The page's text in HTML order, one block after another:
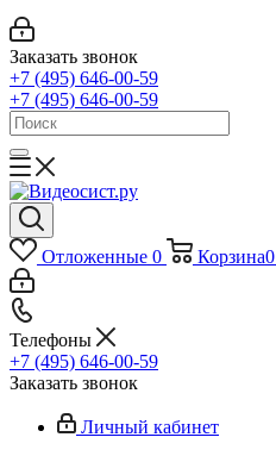
Заказать звонок
+7 (495) 646-00-59
+7 (495) 646-00-59
Отложенные 0 Корзина0
Телефоны
+7 (495) 646-00-59
Заказать звонок
Личный кабинет